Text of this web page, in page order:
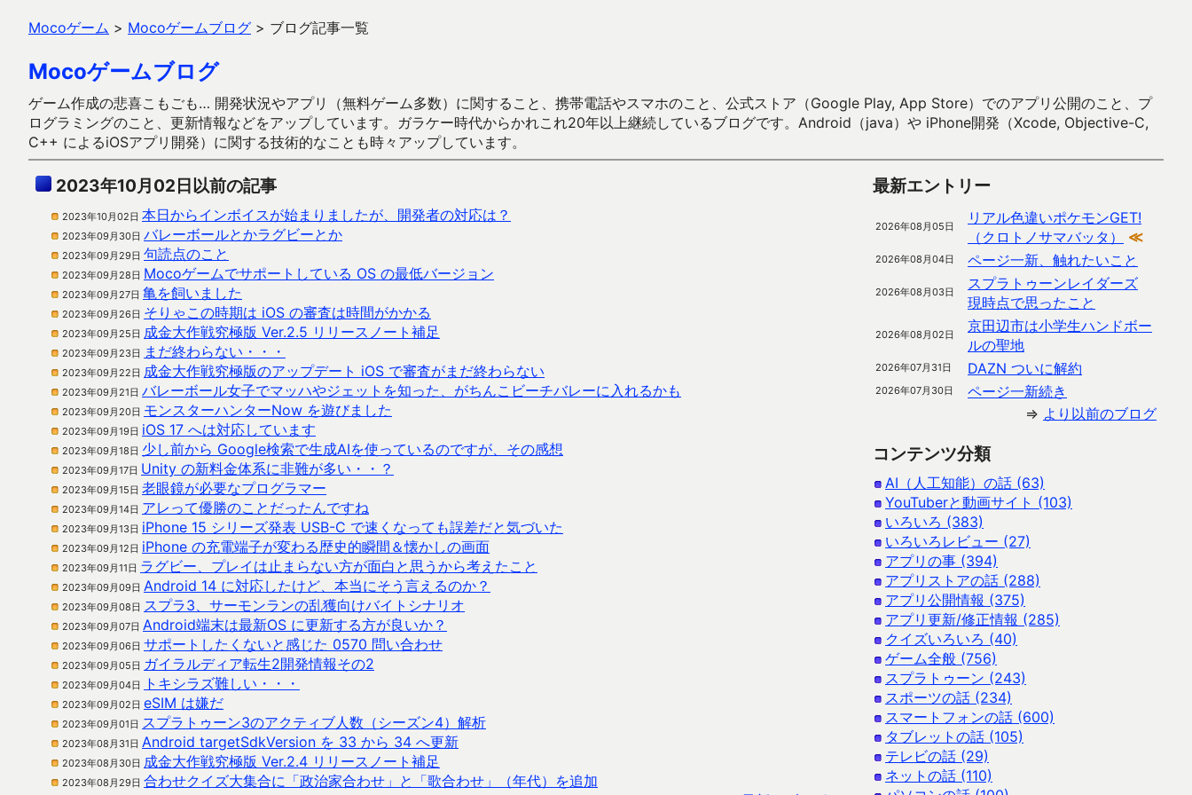
Mocoゲーム > Mocoゲームブログ > ブログ記事一覧
Mocoゲームブログ
ゲーム作成の悲喜こもごも… 開発状況やアプリ（無料ゲーム多数）に関すること、携帯電話やスマホのこと、公式ストア（Google Play, App Store）でのアプリ公開のこと、プ
ログラミングのこと、更新情報などをアップしています。ガラケー時代からかれこれ20年以上継続しているブログです。Android（java）や iPhone開発（Xcode, Objective-C,
C++ によるiOSアプリ開発）に関する技術的なことも時々アップしています。
2023年10月02日以前の記事
2023年10月02日 本日からインボイスが始まりましたが、開発者の対応は？
2023年09月30日 バレーボールとかラグビーとか
2023年09月29日 句読点のこと
2023年09月28日 Mocoゲームでサポートしている OS の最低バージョン
2023年09月27日 亀を飼いました
2023年09月26日 そりゃこの時期は iOS の審査は時間がかかる
2023年09月25日 成金大作戦究極版 Ver.2.5 リリースノート補足
2023年09月23日 まだ終わらない・・・
2023年09月22日 成金大作戦究極版のアップデート iOS で審査がまだ終わらない
2023年09月21日 バレーボール女子でマッハやジェットを知った、がちんこビーチバレーに入れるかも
2023年09月20日 モンスターハンターNow を遊びました
2023年09月19日 iOS 17 へは対応しています
2023年09月18日 少し前から Google検索で生成AIを使っているのですが、その感想
2023年09月17日 Unity の新料金体系に非難が多い・・？
2023年09月15日 老眼鏡が必要なプログラマー
2023年09月14日 アレって優勝のことだったんですね
2023年09月13日 iPhone 15 シリーズ発表 USB-C で速くなっても誤差だと気づいた
2023年09月12日 iPhone の充電端子が変わる歴史的瞬間＆懐かしの画面
2023年09月11日 ラグビー、プレイは止まらない方が面白と思うから考えたこと
2023年09月09日 Android 14 に対応したけど、本当にそう言えるのか？
2023年09月08日 スプラ3、サーモンランの乱獲向けバイトシナリオ
2023年09月07日 Android端末は最新OS に更新する方が良いか？
2023年09月06日 サポートしたくないと感じた 0570 問い合わせ
2023年09月05日 ガイラルディア転生2開発情報その2
2023年09月04日 トキシラズ難しい・・・
2023年09月02日 eSIM は嫌だ
2023年09月01日 スプラトゥーン3のアクティブ人数（シーズン4）解析
2023年08月31日 Android targetSdkVersion を 33 から 34 へ更新
2023年08月30日 成金大作戦究極版 Ver.2.4 リリースノート補足
2023年08月29日 合わせクイズ大集合に「政治家合わせ」と「歌合わせ」（年代）を追加
最新エントリー
2026年08月05日
リアル色違いポケモンGET!
（クロトノサマバッタ）
≪
2026年08月04日 ページ一新、触れたいこと
2026年08月03日
スプラトゥーンレイダーズ
現時点で思ったこと
2026年08月02日
京田辺市は小学生ハンドボー
ルの聖地
2026年07月31日 DAZN ついに解約
2026年07月30日
ページ一新続き
⇒ より以前のブログ
コンテンツ分類
AI（人工知能）の話 (63)
YouTuberと動画サイト (103)
いろいろ (383)
いろいろレビュー (27)
アプリの事 (394)
アプリストアの話 (288)
アプリ公開情報 (375)
アプリ更新/修正情報 (285)
クイズいろいろ (40)
ゲーム全般 (756)
スプラトゥーン (243)
スポーツの話 (234)
スマートフォンの話 (600)
タブレットの話 (105)
テレビの話 (29)
ネットの話 (110)